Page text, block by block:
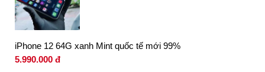
iPhone 12 64G xanh Mint quốc tế mới 99%
5.990.000 đ